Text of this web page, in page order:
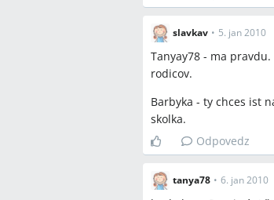
riaditeľkou/učiteľkou a
adaptačnom režime.
Závery z
Zhoda
V Senci je
Pri prijímaní detí
slavkav • 5. jan 2010
Tanyay78 - ma
rodicov.
Barbyka - ty chces ist
skolka.
Odpovedz
tanya78 • 6. jan 2010